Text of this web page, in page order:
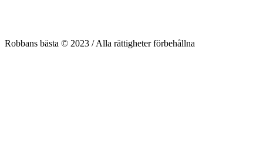
Robbans bästa © 2023 / Alla rättigheter förbehållna